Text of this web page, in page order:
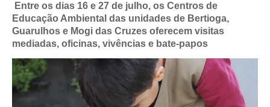
Entre os dias 16 e 27 de julho, os Centros de
Educação Ambiental das unidades de Bertioga,
Guarulhos e Mogi das Cruzes oferecem visitas
mediadas, oficinas, vivências e bate-papos